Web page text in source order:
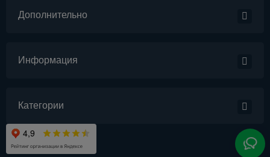
Дополнительно
Информация
Категории